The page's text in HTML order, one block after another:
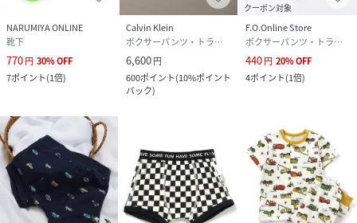
NARUMIYA ONLINE
靴下
770円 30%OFF
7ポイント(1倍)
Calvin Klein
ボクサーパンツ・トランクス
6,600円
600ポイント(10%ポイント
バック)
クーポン対象
F.O.Online Store
ボクサーパンツ・トランクス
440円 20%OFF
4ポイント(1倍)